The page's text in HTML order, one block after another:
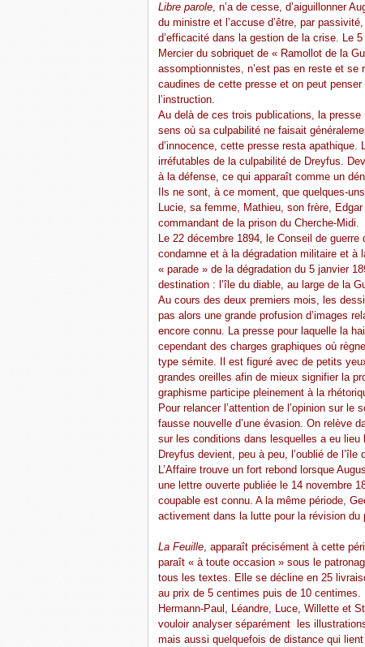
Libre parole, n’a de cesse, d’aiguillonner
du ministre et l’accuse d’être, par
d’efficacité dans la gestion de la crise. Le
Mercier du sobriquet de « Ramollot de la
assomptionnistes, n’est pas en reste et
caudines de cette presse et on peut
l’instruction.
Au delà de ces trois publications, la
sens où sa culpabilité ne faisait
d’innocence, cette presse resta
irréfutables de la culpabilité de Dreyfus.
à la défense, ce qui apparaît comme un
Ils ne sont, à ce moment, que quelques-
Lucie, sa femme, Mathieu, son frère,
commandant de la prison du Cherche-Midi.
Le 22 décembre 1894, le Conseil de
condamne et à la dégradation militaire et à
« parade » de la dégradation du 5 janvier
destination : l’île du diable, au large de la
Au cours des deux premiers mois, les
pas alors une grande profusion d’images
encore connu. La presse pour laquelle la
cependant des charges graphiques où
type sémite. Il est figuré avec de petits
grandes oreilles afin de mieux signifier la
graphisme participe pleinement à la
Pour relancer l’attention de l’opinion sur
fausse nouvelle d’une évasion. On relève
sur les conditions dans lesquelles a eu
Dreyfus devient, peu à peu, l’oublié de l’île
L’Affaire trouve un fort rebond lorsque
une lettre ouverte publiée le 14 novembre
coupable est connu. A la même période,
activement dans la lutte pour la révision du
La Feuille, apparaît précisément à cette
paraît « à toute occasion » sous le
tous les textes. Elle se décline en 25
au prix de 5 centimes puis de 10
Hermann-Paul, Léandre, Luce, Willette et
vouloir analyser séparément les
mais aussi quelquefois de distance qui